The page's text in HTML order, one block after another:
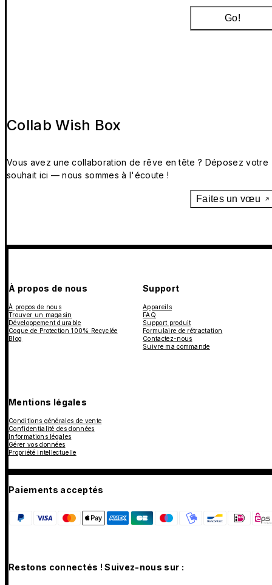
Go!
Collab Wish Box
Vous avez une collaboration de rêve en tête ? Déposez votre
souhait ici — nous sommes à l'écoute !
Faites un vœu
À propos de nous
À propos de nous
Trouver un magasin
Développement durable
Coque de Protection 100% Recyclée
Blog
Support
Appareils
FAQ
Support produit
Formulaire de rétractation
Contactez-nous
Suivre ma commande
Mentions légales
Conditions générales de vente
Confidentialité des données
Informations légales
Gérer vos données
Propriété intellectuelle
Paiements acceptés
Restons connectés ! Suivez-nous sur :